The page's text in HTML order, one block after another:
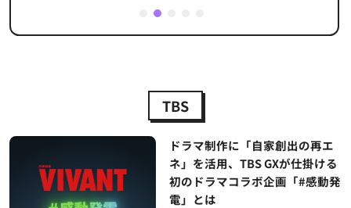
2
TBS
ドラマ制作に「自家創出の再エ
ネ」を活用、TBS GXが仕掛ける
初のドラマコラボ企画「#感動発
電」とは